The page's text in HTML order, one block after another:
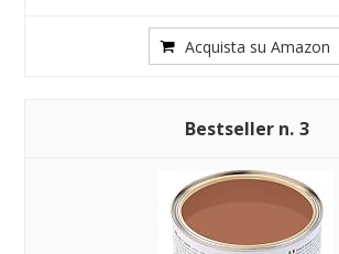
Acquista su Amazon
3